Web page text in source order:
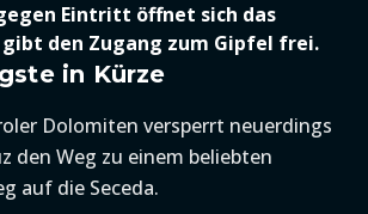
Eintritt öffnet sich das
den Zugang zum Gipfel frei.
in Kürze
Dolomiten versperrt neuerdings
den Weg zu einem beliebten
auf die Seceda.